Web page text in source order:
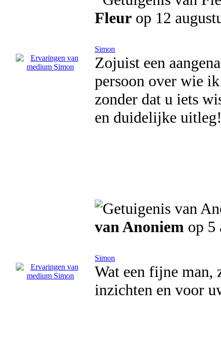
Fleur op 12
Simon
Zojuist een
persoon over wie
zonder dat u iets
en duidelijke
van Anoniem op 5
Simon
Wat een fijne man,
inzichten en voor